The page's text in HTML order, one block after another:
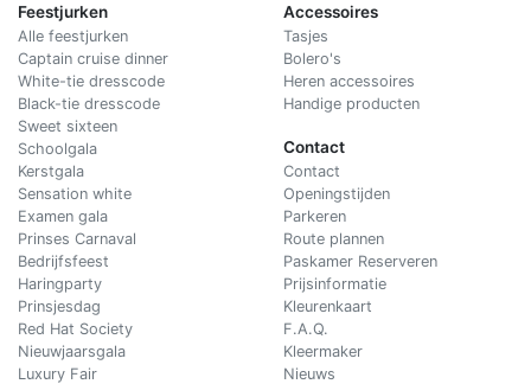
Feestjurken
Alle feestjurken
Captain cruise dinner
White-tie dresscode
Black-tie dresscode
Sweet sixteen
Schoolgala
Kerstgala
Sensation white
Examen gala
Prinses Carnaval
Bedrijfsfeest
Haringparty
Prinsjesdag
Red Hat Society
Nieuwjaarsgala
Luxury Fair
Accessoires
Tasjes
Bolero's
Heren accessoires
Handige producten
Contact
Contact
Openingstijden
Parkeren
Route plannen
Paskamer Reserveren
Prijsinformatie
Kleurenkaart
F.A.Q.
Kleermaker
Nieuws